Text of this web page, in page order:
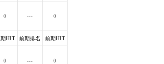
0 --- 0
期HIT 前期排名 前期HIT
0 --- 0